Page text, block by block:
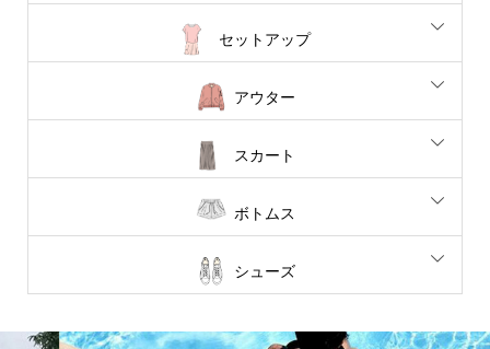
セットアップ
アウター
スカート
ボトムス
シューズ